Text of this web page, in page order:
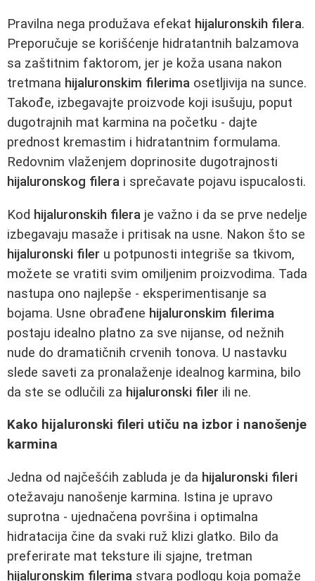
Pravilna nega produžava efekat hijaluronskih filera.
Preporučuje se korišćenje hidratantnih balzamova
sa zaštitnim faktorom, jer je koža usana nakon
tretmana hijaluronskim filerima osetljivija na sunce.
Takođe, izbegavajte proizvode koji isušuju, poput
dugotrajnih mat karmina na početku - dajte
prednost kremastim i hidratantnim formulama.
Redovnim vlaženjem doprinosite dugotrajnosti
hijaluronskog filera i sprečavate pojavu ispucalosti.
Kod hijaluronskih filera je važno i da se prve nedelje
izbegavaju masaže i pritisak na usne. Nakon što se
hijaluronski filer u potpunosti integriše sa tkivom,
možete se vratiti svim omiljenim proizvodima. Tada
nastupa ono najlepše - eksperimentisanje sa
bojama. Usne obrađene hijaluronskim filerima
postaju idealno platno za sve nijanse, od nežnih
nude do dramatičnih crvenih tonova. U nastavku
slede saveti za pronalaženje idealnog karmina, bilo
da ste se odlučili za hijaluronski filer ili ne.
Kako hijaluronski fileri utiču na izbor i nanošenje
karmina
Jedna od najčešćih zabluda je da hijaluronski fileri
otežavaju nanošenje karmina. Istina je upravo
suprotna - ujednačena površina i optimalna
hidratacija čine da svaki ruž klizi glatko. Bilo da
preferirate mat teksture ili sjajne, tretman
hijaluronskim filerima stvara podlogu koja pomaže